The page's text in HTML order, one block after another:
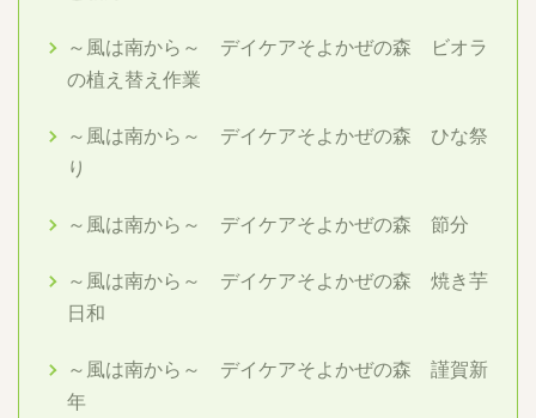
～風は南から～ デイケアそよかぜの森 ビオラ
の植え替え作業
～風は南から～ デイケアそよかぜの森 ひな祭
り
～風は南から～ デイケアそよかぜの森 節分
～風は南から～ デイケアそよかぜの森 焼き芋
日和
～風は南から～ デイケアそよかぜの森 謹賀新
年